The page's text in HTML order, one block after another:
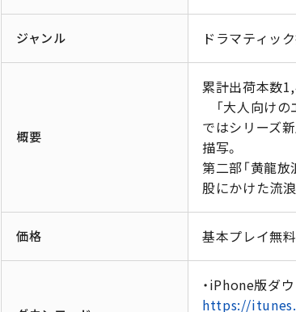
ジャンル ドラマティッ
概要
累計出荷本数
「大人向けの
ではシリーズ
描写。
第二部「黄龍
股にかけた流
価格 基本プレイ無料
・iPhone版ダ
https://